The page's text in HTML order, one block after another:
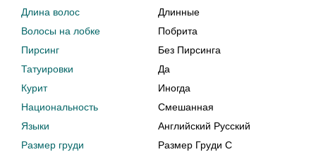
Длина волос
Длинные
Волосы на лобке
Побрита
Пирсинг
Без Пирсинга
Татуировки
Да
Курит
Иногда
Национальность
Смешанная
Языки
Английский Русский
Размер груди
Размер Груди C